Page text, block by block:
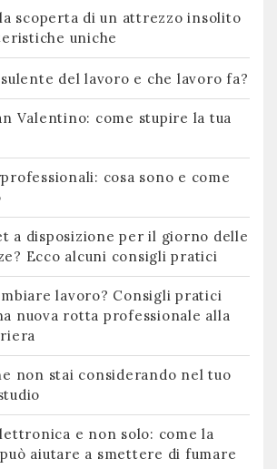
scoperta di un attrezzo insolito
uniche
del lavoro e che lavoro fa?
Valentino: come stupire la tua
cosa sono e come
a disposizione per il giorno delle
Ecco alcuni consigli pratici
lavoro? Consigli pratici
nuova rotta professionale alla
non stai considerando nel tuo
e non solo: come la
aiutare a smettere di fumare